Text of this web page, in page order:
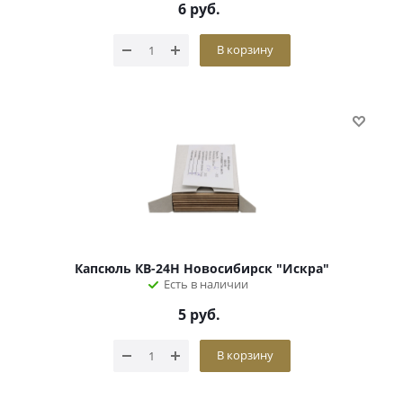
6руб.
В корзину
Капсюль КВ-24Н Новосибирск "Искра"
Есть в наличии
5руб.
В корзину